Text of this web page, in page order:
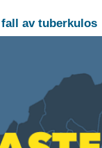
av tuberkulos